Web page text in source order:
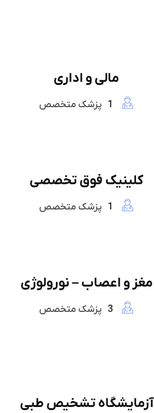
مالی و اداری
1 پزشک متخصص
کلینیک فوق تخصصی
1 پزشک متخصص
مغز و اعصاب – نورولوژی
3 پزشک متخصص
آزمایشگاه تشخیص طبی